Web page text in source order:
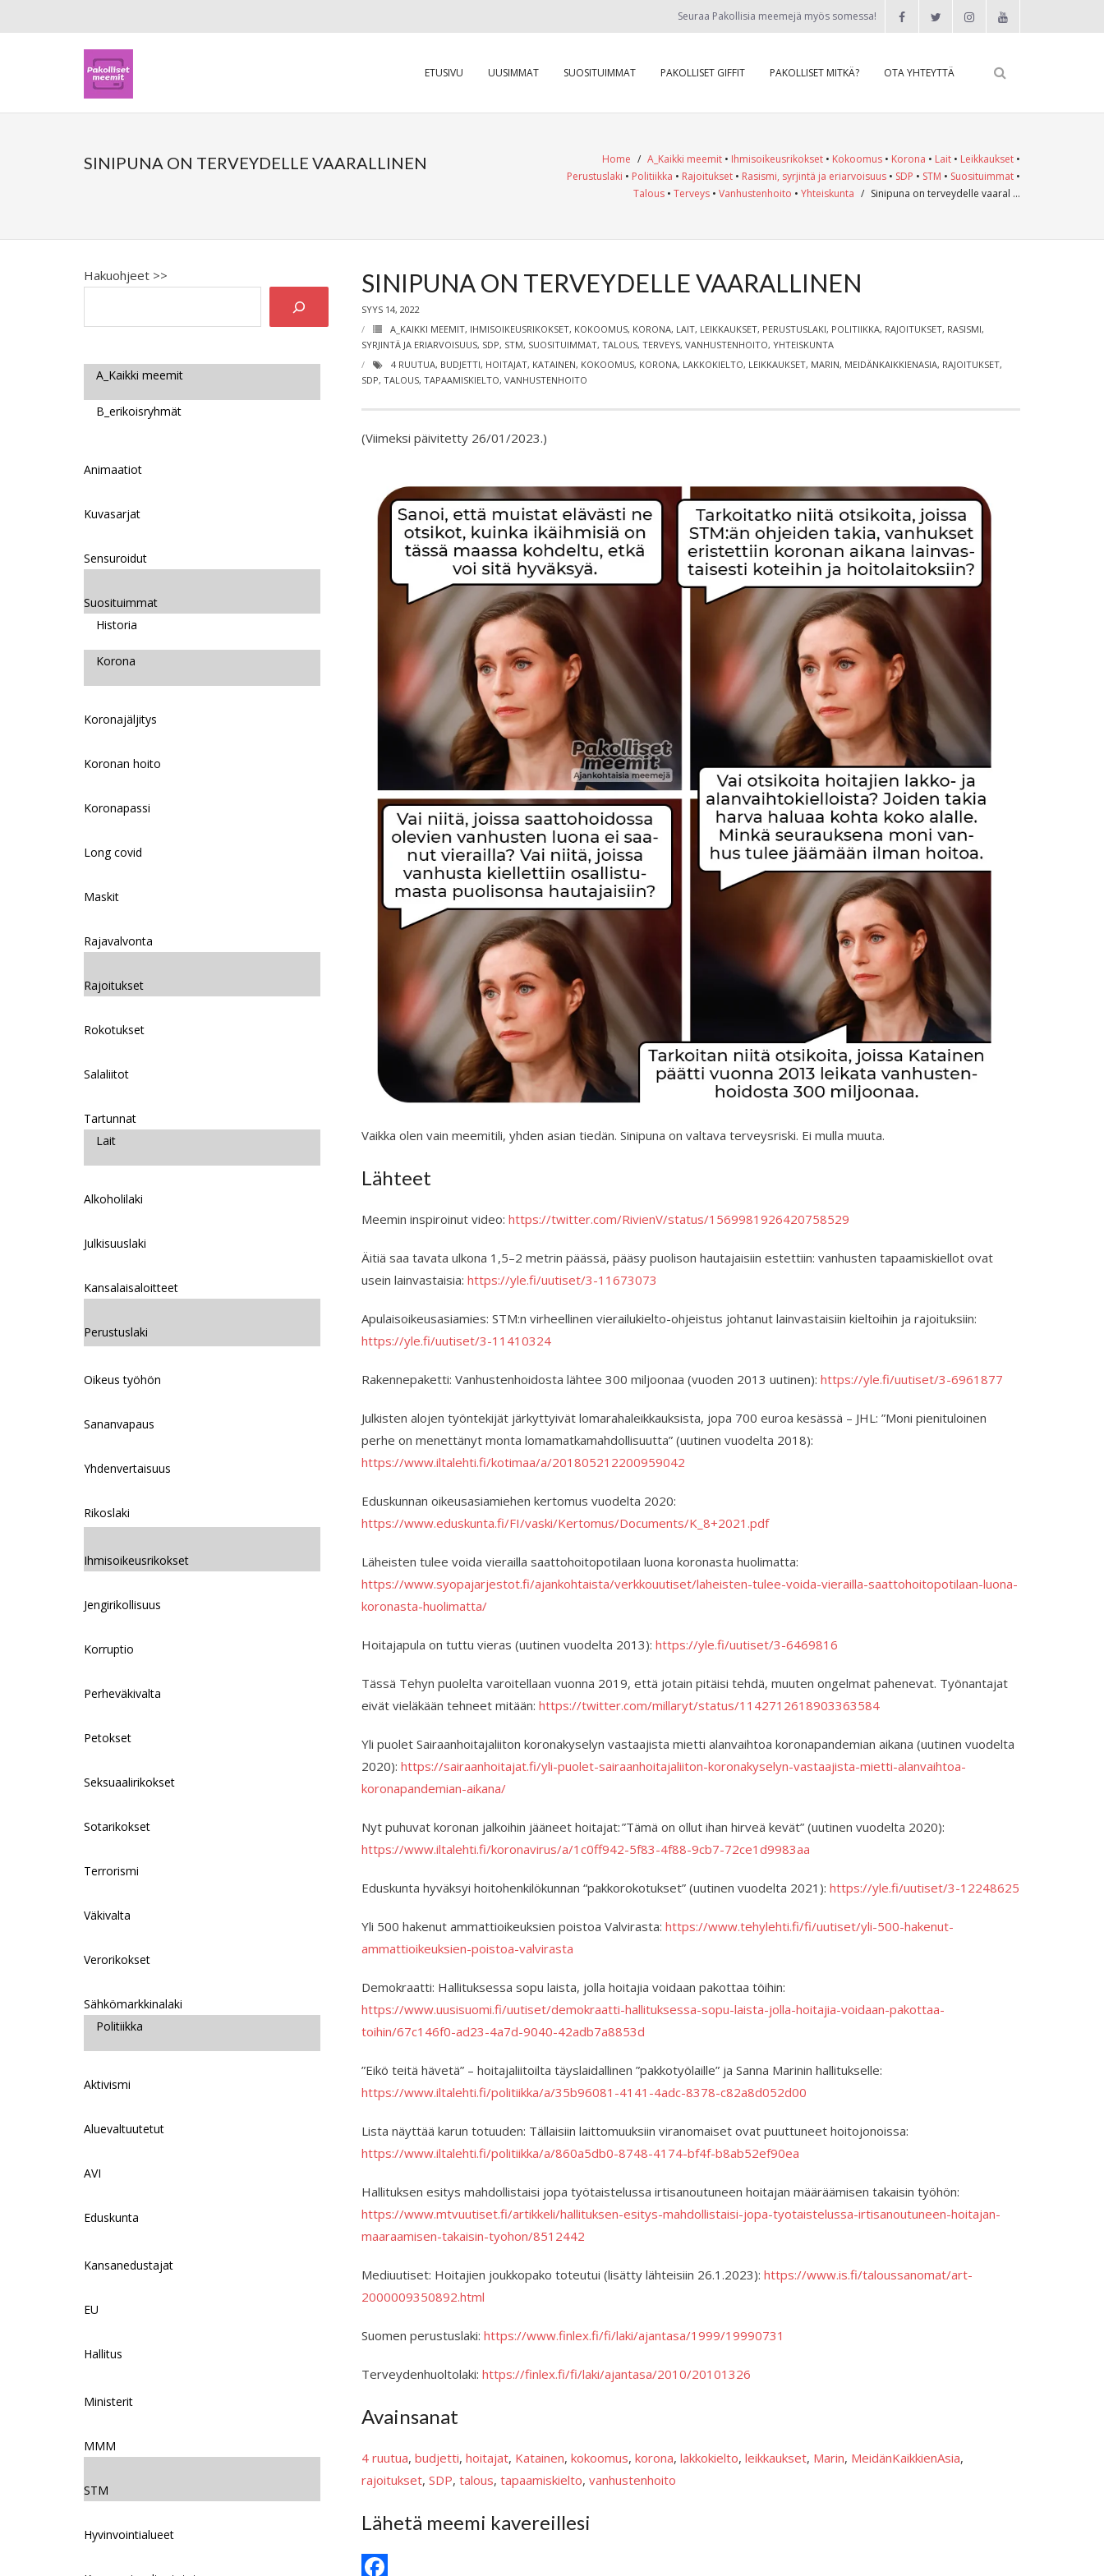
Seuraa Pakollisia meemejä myös somessa!
ETUSIVU UUSIMMAT SUOSITUIMMAT PAKOLLISET GIFFIT PAKOLLISET MITKÄ? OTA YHTEYTTÄ
SINIPUNA ON TERVEYDELLE VAARALLINEN Home / A_Kaikki meemit • Ihmisoikeusrikokset • Kokoomus • Korona • Lait • Leikkaukset •
Perustuslaki • Politiikka • Rajoitukset • Rasismi, syrjintä ja eriarvoisuus • SDP • STM • Suosituimmat •
Talous • Terveys • Vanhustenhoito • Yhteiskunta / Sinipuna on terveydelle vaaral …
SINIPUNA ON TERVEYDELLE VAARALLINEN
SYYS 14, 2022
A_KAIKKI MEEMIT, IHMISOIKEUSRIKOKSET, KOKOOMUS, KORONA, LAIT, LEIKKAUKSET, PERUSTUSLAKI, POLITIIKKA, RAJOITUKSET, RASISMI,
SYRJINTÄ JA ERIARVOISUUS, SDP, STM, SUOSITUIMMAT, TALOUS, TERVEYS, VANHUSTENHOITO, YHTEISKUNTA
4 RUUTUA, BUDJETTI, HOITAJAT, KATAINEN, KOKOOMUS, KORONA, LAKKOKIELTO, LEIKKAUKSET, MARIN, MEIDÄNKAIKKIENASIA, RAJOITUKSET,
SDP, TALOUS, TAPAAMISKIELTO, VANHUSTENHOITO
(Viimeksi päivitetty 26/01/2023.)
Vaikka olen vain meemitili, yhden asian tiedän. Sinipuna on valtava terveysriski. Ei mulla muuta.
Lähteet
Meemin inspiroinut video: https://twitter.com/RivienV/status/1569981926420758529
Äitiä saa tavata ulkona 1,5–2 metrin päässä, pääsy puolison hautajaisiin estettiin: vanhusten tapaamiskiellot ovat
usein lainvastaisia: https://yle.fi/uutiset/3-11673073
Apulaisoikeusasiamies: STM:n virheellinen vierailukielto-ohjeistus johtanut lainvastaisiin kieltoihin ja rajoituksiin:
https://yle.fi/uutiset/3-11410324
Rakennepaketti: Vanhustenhoidosta lähtee 300 miljoonaa (vuoden 2013 uutinen): https://yle.fi/uutiset/3-6961877
Julkisten alojen työntekijät järkyttyivät lomarahaleikkauksista, jopa 700 euroa kesässä – JHL: ”Moni pienituloinen
perhe on menettänyt monta lomamatkamahdollisuutta” (uutinen vuodelta 2018):
https://www.iltalehti.fi/kotimaa/a/201805212200959042
Eduskunnan oikeusasiamiehen kertomus vuodelta 2020:
https://www.eduskunta.fi/FI/vaski/Kertomus/Documents/K_8+2021.pdf
Läheisten tulee voida vierailla saattohoitopotilaan luona koronasta huolimatta:
https://www.syopajarjestot.fi/ajankohtaista/verkkouutiset/laheisten-tulee-voida-vierailla-saattohoitopotilaan-luona-
koronasta-huolimatta/
Hoitajapula on tuttu vieras (uutinen vuodelta 2013): https://yle.fi/uutiset/3-6469816
Tässä Tehyn puolelta varoitellaan vuonna 2019, että jotain pitäisi tehdä, muuten ongelmat pahenevat. Työnantajat
eivät vieläkään tehneet mitään: https://twitter.com/millaryt/status/1142712618903363584
Yli puolet Sairaanhoitajaliiton koronakyselyn vastaajista mietti alanvaihtoa koronapandemian aikana (uutinen vuodelta
2020): https://sairaanhoitajat.fi/yli-puolet-sairaanhoitajaliiton-koronakyselyn-vastaajista-mietti-alanvaihtoa-
koronapandemian-aikana/
Nyt puhuvat koronan jalkoihin jääneet hoitajat: ”Tämä on ollut ihan hirveä kevät” (uutinen vuodelta 2020):
https://www.iltalehti.fi/koronavirus/a/1c0ff942-5f83-4f88-9cb7-72ce1d9983aa
Eduskunta hyväksyi hoitohenkilökunnan “pakkorokotukset” (uutinen vuodelta 2021): https://yle.fi/uutiset/3-12248625
Yli 500 hakenut ammattioikeuksien poistoa Valvirasta: https://www.tehylehti.fi/fi/uutiset/yli-500-hakenut-
ammattioikeuksien-poistoa-valvirasta
Demokraatti: Hallituksessa sopu laista, jolla hoitajia voidaan pakottaa töihin:
https://www.uusisuomi.fi/uutiset/demokraatti-hallituksessa-sopu-laista-jolla-hoitajia-voidaan-pakottaa-
toihin/67c146f0-ad23-4a7d-9040-42adb7a8853d
”Eikö teitä hävetä” – hoitajaliitoilta täyslaidallinen ”pakkotyölaille” ja Sanna Marinin hallitukselle:
https://www.iltalehti.fi/politiikka/a/35b96081-4141-4adc-8378-c82a8d052d00
Lista näyttää karun totuuden: Tällaisiin laittomuuksiin viranomaiset ovat puuttuneet hoitojonoissa:
https://www.iltalehti.fi/politiikka/a/860a5db0-8748-4174-bf4f-b8ab52ef90ea
Hallituksen esitys mahdollistaisi jopa työtaistelussa irtisanoutuneen hoitajan määräämisen takaisin työhön:
https://www.mtvuutiset.fi/artikkeli/hallituksen-esitys-mahdollistaisi-jopa-tyotaistelussa-irtisanoutuneen-hoitajan-
maaraamisen-takaisin-tyohon/8512442
Mediuutiset: Hoitajien joukkopako toteutui (lisätty lähteisiin 26.1.2023): https://www.is.fi/taloussanomat/art-
2000009350892.html
Suomen perustuslaki: https://www.finlex.fi/fi/laki/ajantasa/1999/19990731
Terveydenhuoltolaki: https://finlex.fi/fi/laki/ajantasa/2010/20101326
Avainsanat
4 ruutua, budjetti, hoitajat, Katainen, kokoomus, korona, lakkokielto, leikkaukset, Marin, MeidänKaikkienAsia
rajoitukset, SDP, talous, tapaamiskielto, vanhustenhoito
Lähetä meemi kavereillesi
Hakuohjeet >>
A_Kaikki meemit
B_erikoisryhmät
Animaatiot
Kuvasarjat
Sensuroidut
Suosituimmat
Historia
Korona
Koronajäljitys
Koronan hoito
Koronapassi
Long covid
Maskit
Rajavalvonta
Rajoitukset
Rokotukset
Salaliitot
Tartunnat
Lait
Alkoholilaki
Julkisuuslaki
Kansalaisaloitteet
Perustuslaki
Oikeus työhön
Sananvapaus
Yhdenvertaisuus
Rikoslaki
Ihmisoikeusrikokset
Jengirikollisuus
Korruptio
Perheväkivalta
Petokset
Seksuaalirikokset
Sotarikokset
Terrorismi
Väkivalta
Verorikokset
Sähkömarkkinalaki
Politiikka
Aktivismi
Aluevaltuutetut
AVI
Eduskunta
Kansanedustajat
EU
Hallitus
Ministerit
MMM
STM
Hyvinvointialueet